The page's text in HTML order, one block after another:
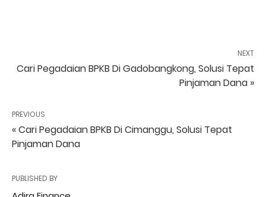
NEXT
Cari Pegadaian BPKB Di Gadobangkong, Solusi Tepat
Pinjaman Dana »
PREVIOUS
« Cari Pegadaian BPKB Di Cimanggu, Solusi Tepat
Pinjaman Dana
PUBLISHED BY